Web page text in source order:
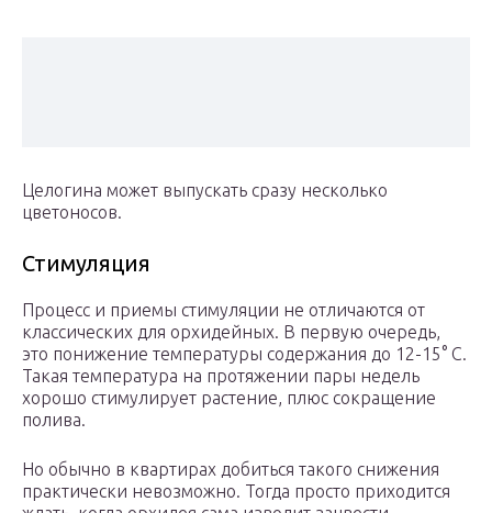
Целогина может выпускать сразу несколько
цветоносов.
Стимуляция
Процесс и приемы стимуляции не отличаются от
классических для орхидейных. В первую очередь,
это понижение температуры содержания до 12-15° С.
Такая температура на протяжении пары недель
хорошо стимулирует растение, плюс сокращение
полива.
Но обычно в квартирах добиться такого снижения
практически невозможно. Тогда просто приходится